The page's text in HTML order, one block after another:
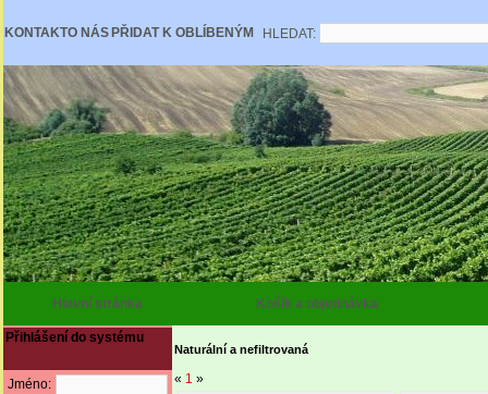
KONTAKTO NÁS PŘIDAT K OBLÍBENÝM HLEDAT:
Hlavní stránka Košík a objednávka
Přihlášení do systému
Jméno:
Naturální a nefiltrovaná
« 1 »